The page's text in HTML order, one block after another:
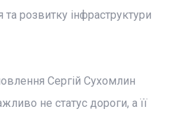
та розвитку інфраструктури
Сергій Сухомлин
не статус дороги, а її